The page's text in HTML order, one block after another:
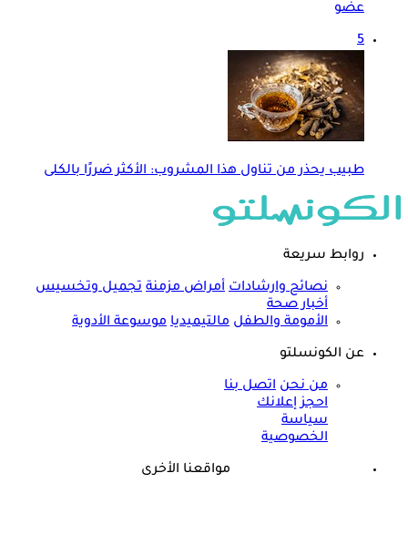
عضو
5
طبيب يحذر من تناول هذا المشروب: الأكثر ضررًا بالكلى
روابط سريعة
نصائح وارشادات أمراض مزمنة تجميل وتخسيس
أخبار صحة
الأمومة والطفل مالتيميديا موسوعة الأدوية
عن الكونسلتو
من نحن اتصل بنا
احجز إعلانك
سياسة
الخصوصية
مواقعنا الأخرى